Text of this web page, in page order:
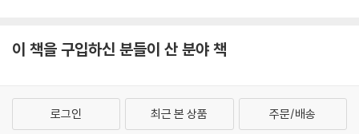
도 국내 호텔 최초의 이탈리안 레스토랑이었던 이곳의 [일 폰테]였다.
에게 특별한 장소로 만들었다. 24시간 365일 생생하게 움직이고 있는 곳,
다양한 사람들이 드나드는 곳, 모든 부서 직원들이 유기적으로 연결되어
이 책을 구입하신 분들이 산 분야 책
로그인 최근 본 상품 주문/배송